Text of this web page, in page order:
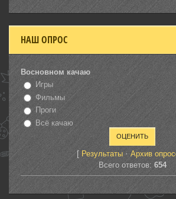
НАШ ОПРОС
Восновном качаю
Игры
Фильмы
Проги
Всё качаю
[ Результаты· Архив
Всего ответов: 654